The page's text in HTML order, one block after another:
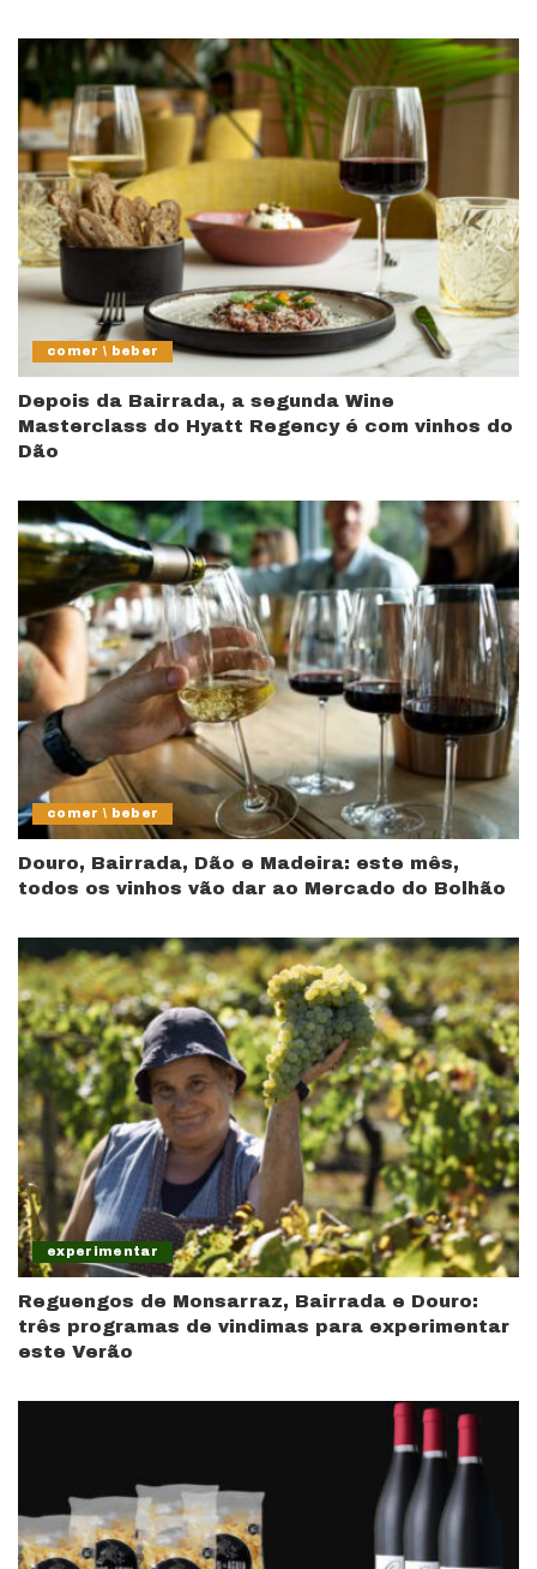
comer \ beber
Depois da Bairrada, a segunda Wine
Masterclass do Hyatt Regency é com vinhos do
Dão
comer \ beber
Douro, Bairrada, Dão e Madeira: este mês,
todos os vinhos vão dar ao Mercado do Bolhão
experimentar
Reguengos de Monsarraz, Bairrada e Douro:
três programas de vindimas para experimentar
este Verão